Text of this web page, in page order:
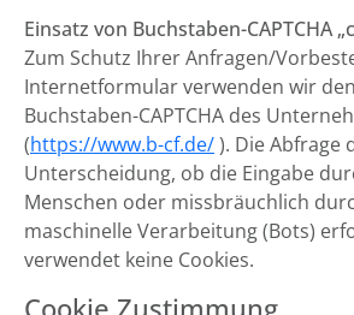
Einsatz von Buchstaben-CAPTCHA
Zum Schutz Ihrer Anfragen/
Internetformular verwenden wir
Buchstaben-CAPTCHA des
(https://www.b-cf.de/). Die Abfrage
Unterscheidung, ob die Eingabe
Menschen oder missbräuchlich
maschinelle Verarbeitung (Bots)
verwendet keine Cookies.